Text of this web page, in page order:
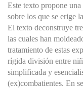
Este texto propone
sobre los que se erige
El texto deconstruye
las cuales han
tratamiento de estas
rígida división entre
simplificada y
(ex)combatientes. En